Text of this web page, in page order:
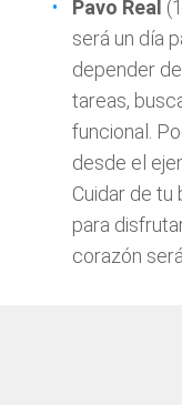
Pavo Real
será un día
depender
tareas,
funcional.
desde el
Cuidar de
para
corazón